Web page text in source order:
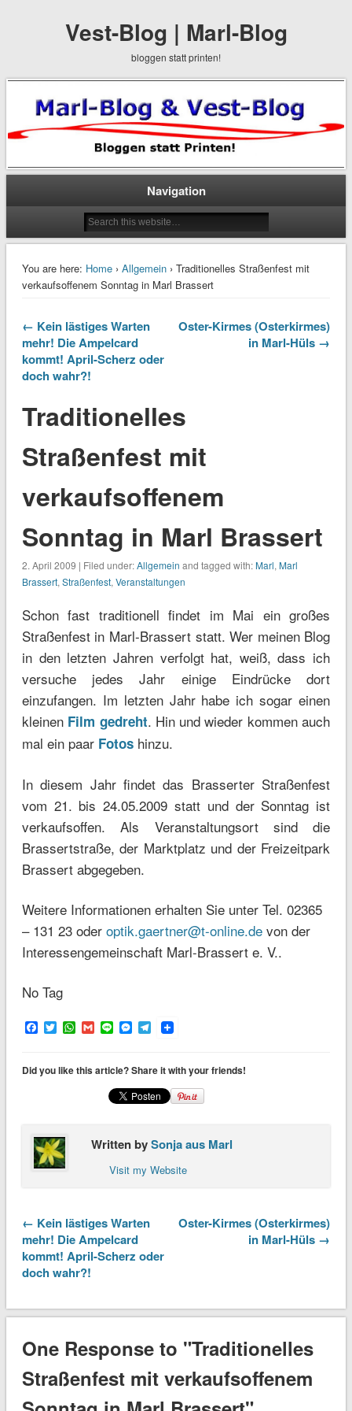
Vest-Blog | Marl-Blog
bloggen statt printen!
Navigation
You are here: Home› Allgemein› Traditionelles Straßenfest mit
verkaufsoffenem Sonntag in Marl Brassert
← Kein lästiges Warten
mehr! Die Ampelcard
kommt! April-Scherz oder
doch wahr?!
Oster-Kirmes (Osterkirmes)
in Marl-Hüls →
Traditionelles
Straßenfest mit
verkaufsoffenem
Sonntag in Marl Brassert
2. April 2009 | Filed under:Allgemein and tagged with:Marl, Marl
Brassert, Straßenfest, Veranstaltungen
Schon fast traditionell findet im Mai ein großes
Straßenfest in Marl-Brassert statt. Wer meinen Blog
in den letzten Jahren verfolgt hat, weiß, dass ich
versuche jedes Jahr einige Eindrücke dort
einzufangen. Im letzten Jahr habe ich sogar einen
kleinen Film gedreht. Hin und wieder kommen auch
mal ein paar Fotoshinzu.
In diesem Jahr findet das Brasserter Straßenfest
vom 21. bis 24.05.2009 statt und der Sonntag ist
verkaufsoffen. Als Veranstaltungsort sind die
Brassertstraße, der Marktplatz und der Freizeitpark
Brassert abgegeben.
Weitere Informationen erhalten Sie unter Tel. 02365
– 131 23 oder optik.gaertner@t-online.devon der
Interessengemeinschaft Marl-Brassert e. V..
No Tag
Facebook
TwitterWhatsApp
Gmail
LineMessenger
Telegram
Did you like this article? Share it with your friends!
Written bySonja aus Marl
Visit my Website
← Kein lästiges Warten
mehr! Die Ampelcard
kommt! April-Scherz oder
doch wahr?!
Oster-Kirmes (Osterkirmes)
in Marl-Hüls →
One Response to "Traditionelles
Straßenfest mit verkaufsoffenem